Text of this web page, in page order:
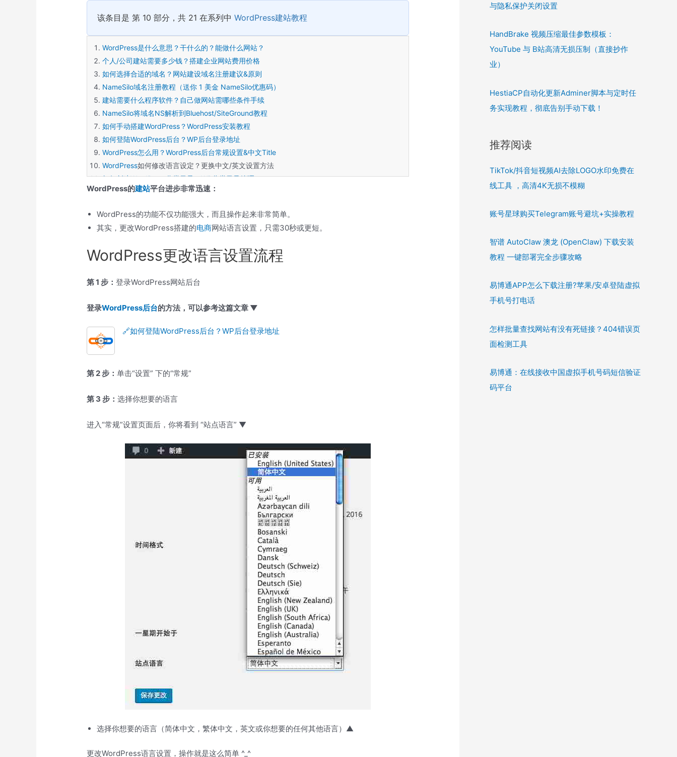
该条目是 第 10 部分，共 21 在系列中WordPress建站教程
WordPress是什么意思？干什么的？能做什么网站？
个人/公司建站需要多少钱？搭建企业网站费用价格
如何选择合适的域名？网站建设域名注册建议&原则
NameSilo域名注册教程（送你 1 美金 NameSilo优惠码）
建站需要什么程序软件？自己做网站需哪些条件手续
NameSilo将域名NS解析到Bluehost/SiteGround教程
如何手动搭建WordPress？WordPress安装教程
如何登陆WordPress后台？WP后台登录地址
WordPress怎么用？WordPress后台常规设置&中文Title
WordPress如何修改语言设定？更换中文/英文设置方法
如何创建WordPress分类目录？WP分类目录管理
WordPress如何发布文章？自己发文章的编辑选项
WordPress如何添加菜单？自定义导航栏显示选项
WordPress主题是什么？如何安装WordPress模板？
FTP工具连接超时失败WordPress如何配置连服务器？
BlueHost主机怎么样？最新BlueHost美国优惠码/优惠券
WordPress Shortcodes Ultimate插件自定义模板路径代码详解
WordPress的建站平台进步非常迅速：
WordPress的功能不仅功能强大，而且操作起来非常简单。
其实，更改WordPress搭建的电商网站语言设置，只需30秒或更短。
WordPress更改语言设置流程
第 1 步：登录WordPress网站后台
登录WordPress后台的方法，可以参考这篇文章 ▼
🔗如何登陆WordPress后台？WP后台登录地址
第 2 步：单击“设置” 下的“常规”
第 3 步：选择你想要的语言
进入“常规”设置页面后，你将看到 “站点语言” ▼
选择你想要的语言（简体中文，繁体中文，英文或你想要的任何其他语言）▲
更改WordPress语言设置，操作就是这么简单 ^_^
与隐私保护关闭设置
HandBrake 视频压缩最佳参数模板：
YouTube 与 B站高清无损压制（直接抄作
业）
HestiaCP自动化更新Adminer脚本与定时任
务实现教程，彻底告别手动下载！
推荐阅读
TikTok/抖音短视频AI去除LOGO水印免费在
线工具 ，高清4K无损不模糊
账号星球购买Telegram账号避坑+实操教程
智谱 AutoClaw 澳龙 (OpenClaw) 下载安装
教程 一键部署完全步骤攻略
易博通APP怎么下载注册?苹果/安卓登陆虚拟
手机号打电话
怎样批量查找网站有没有死链接？404错误页
面检测工具
易博通：在线接收中国虚拟手机号码短信验证
码平台